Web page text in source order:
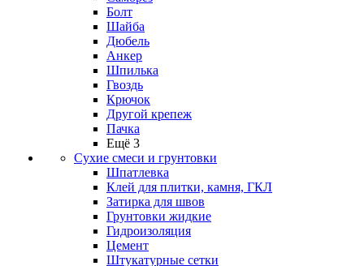
Болт
Шайба
Дюбель
Анкер
Шпилька
Гвоздь
Крючок
Другой крепеж
Пачка
Ещё 3
Сухие смеси и грунтовки
Шпатлевка
Клей для плитки, камня, ГКЛ
Затирка для швов
Грунтовки жидкие
Гидроизоляция
Цемент
Штукатурные сетки